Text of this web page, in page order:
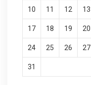
10 11 12 13
17 18 19 20
24 25 26 27
31